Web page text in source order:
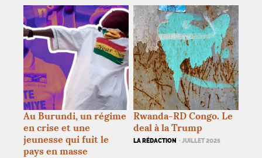
Au Burundi, un régime
en crise et une
jeunesse qui fuit le
pays en masse
Rwanda-RD Congo. Le
deal à la Trump
LA RÉDACTION · JUILLET 2025